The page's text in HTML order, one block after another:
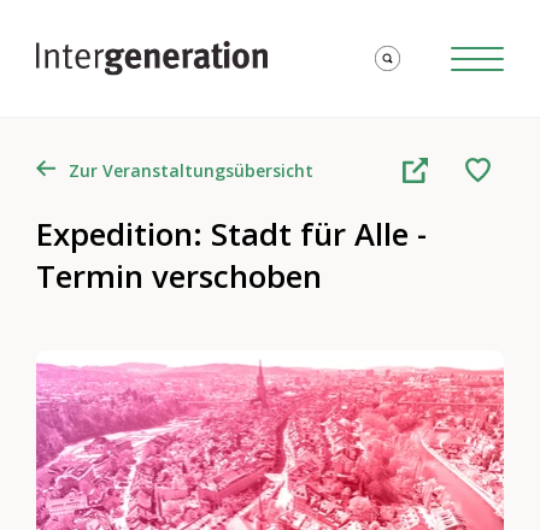
Zur Veranstaltungsübersicht
Expedition: Stadt für Alle -
Termin verschoben